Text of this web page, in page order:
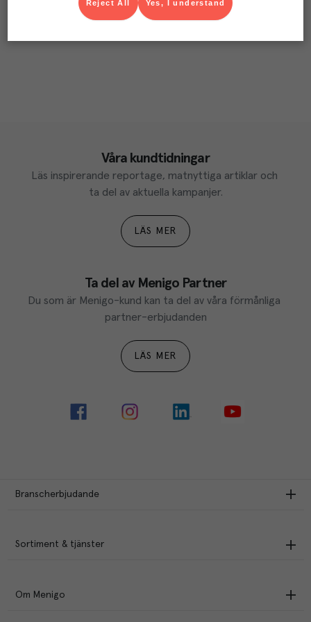
Våra kundtidningar
Läs inspirerande reportage, matnyttiga artiklar och
ta del av aktuella kampanjer.
LÄS MER
Ta del av Menigo Partner
Du som är Menigo-kund kan ta del av våra förmånliga
partner-erbjudanden
LÄS MER
Branscherbjudande
Sortiment & tjänster
Om Menigo
Yes, I understand
Reject All